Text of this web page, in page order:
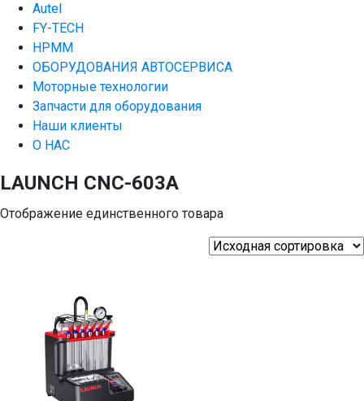
Autel
FY-TECH
HPMM
ОБОРУДОВАНИЯ АВТОСЕРВИСА
Моторные технологии
Запчасти для оборудования
Наши клиенты
О НАС
LAUNCH CNC-603A
Отображение единственного товара